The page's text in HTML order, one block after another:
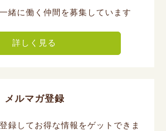
緒に働く仲間を募集しています
詳しく見る
メルマガ登録
録してお得な情報をゲットできま